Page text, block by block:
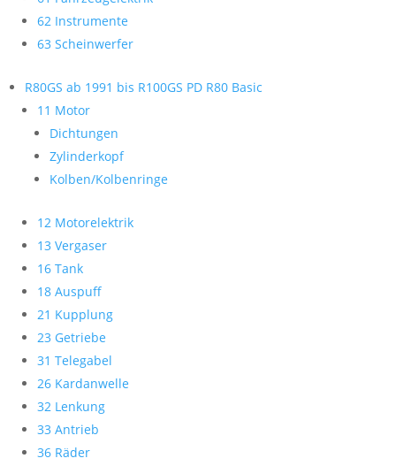
62 Instrumente
63 Scheinwerfer
R80GS ab 1991 bis R100GS PD R80 Basic
11 Motor
Dichtungen
Zylinderkopf
Kolben/Kolbenringe
12 Motorelektrik
13 Vergaser
16 Tank
18 Auspuff
21 Kupplung
23 Getriebe
31 Telegabel
26 Kardanwelle
32 Lenkung
33 Antrieb
36 Räder